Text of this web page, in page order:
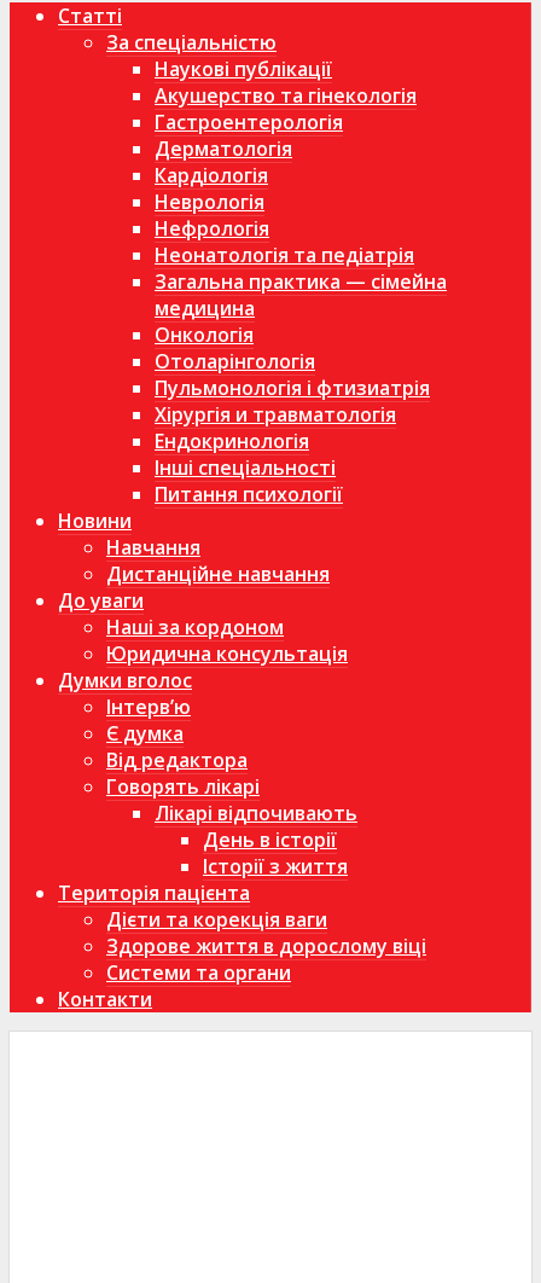
Статті
За спеціальністю
Наукові публікації
Акушерство та гінекологія
Гастроентерологія
Дерматологія
Кардіологія
Неврологія
Нефрологія
Неонатологія та педіатрія
Загальна практика — сімейна
медицина
Онкологія
Отоларінгологія
Пульмонологія і фтизиатрія
Хірургія и травматологія
Ендокринологія
Інші спеціальності
Питання психології
Новини
Навчання
Дистанційне навчання
До уваги
Наші за кордоном
Юридична консультація
Думки вголос
Інтерв’ю
Є думка
Від редактора
Говорять лікарі
Лікарі відпочивають
День в історії
Історії з життя
Територія пацієнта
Дієти та корекція ваги
Здорове життя в дорослому віці
Системи та органи
Контакти